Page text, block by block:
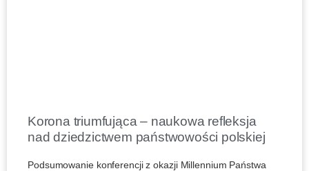
Korona triumfująca – naukowa refleksja
nad dziedzictwem państwowości polskiej
Podsumowanie konferencji z okazji Millennium Państwa